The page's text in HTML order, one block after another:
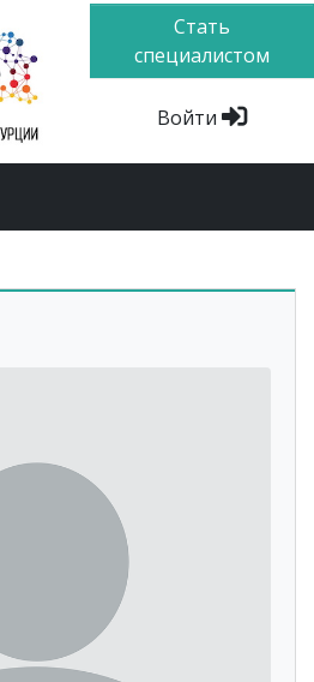
Стать
специалистом
Войти